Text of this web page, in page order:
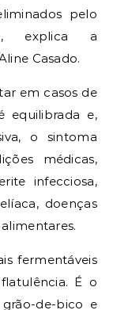
pelo
explica a
Casado.
em casos de
equilibrada e,
o sintoma
médicas,
infecciosa,
doenças
fermentáveis
É o
de-bico e